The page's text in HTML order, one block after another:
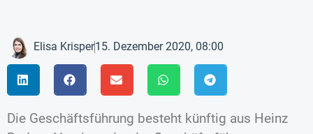
Elisa Krisper15. Dezember 2020, 08:00
Die Geschäftsführung besteht künftig aus Heinz